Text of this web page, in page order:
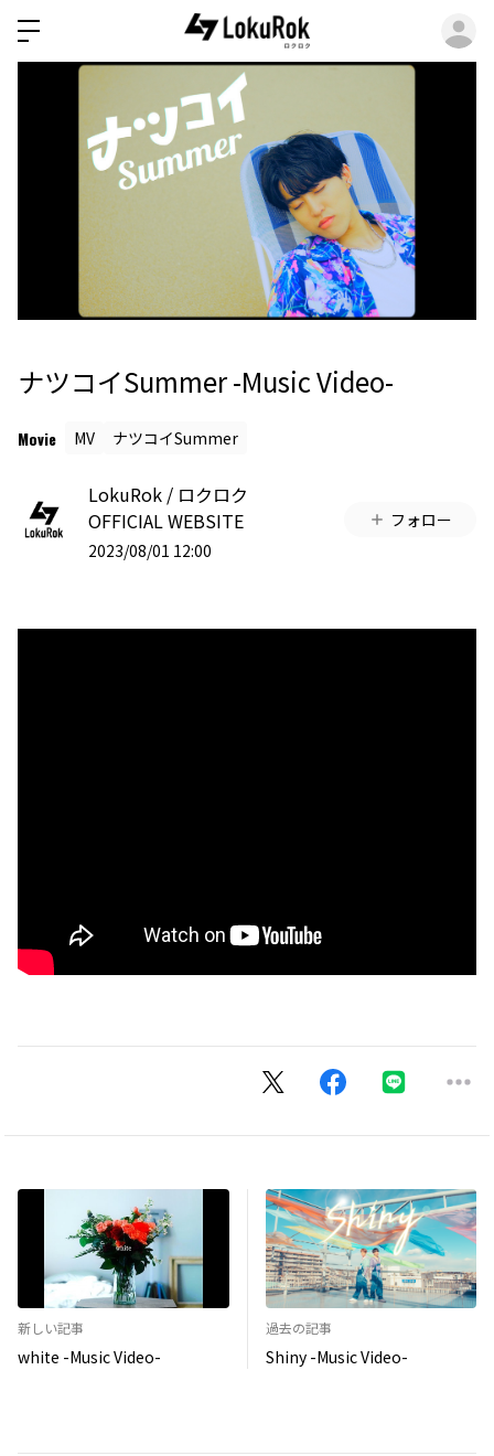
ナツコイSummer -Music Video-
Movie MV ナツコイSummer
LokuRok / ロクロク
OFFICIAL WEBSITE
2023/08/01 12:00
フォロー
新しい記事
white -Music Video-
過去の記事
Shiny -Music Video-